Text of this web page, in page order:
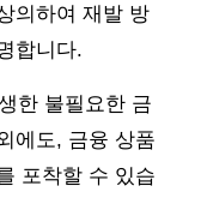
의하여 재발 방
합니다.
한 불필요한 금
에도, 금융 상품
포착할 수 있습